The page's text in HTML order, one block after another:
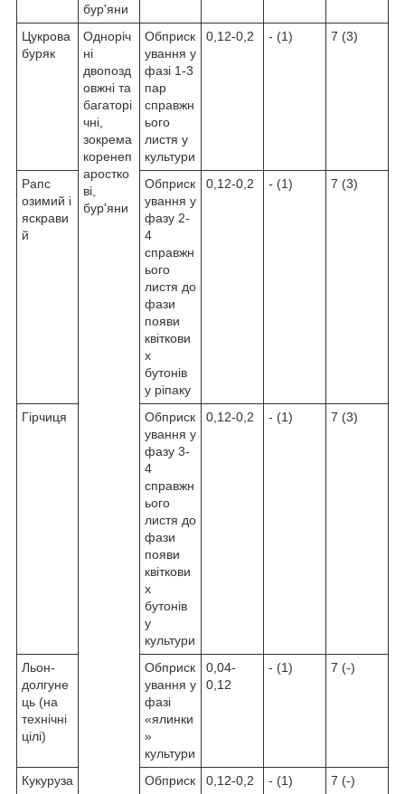
бур'яни
Цукрова
буряк
Одноріч
ні
двопозд
овжні та
багаторі
чні,
зокрема
коренеп
аростко
ві,
бур'яни
Обприск
ування у
фазі 1-3
пар
справжн
ього
листя у
культури
0,12-0,2 - (1) 7 (3)
Рапс
озимий і
яскрави
й
Обприск
ування у
фазу 2-
4
справжн
ього
листя до
фази
появи
квіткови
х
бутонів
у ріпаку
0,12-0,2 - (1) 7 (3)
Гірчиця
Обприск
ування у
фазу 3-
4
справжн
ього
листя до
фази
появи
квіткови
х
бутонів
у
культури
0,12-0,2 - (1) 7 (3)
Льон-
долгуне
ць (на
технічні
цілі)
Обприск
ування у
фазі
«ялинки
»
культури
0,04-
0,12
- (1) 7 (-)
Кукуруза
Обприск
0,12-0,2 - (1) 7 (-)